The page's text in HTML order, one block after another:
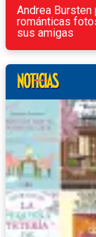
Andrea
románticas
sus amigas